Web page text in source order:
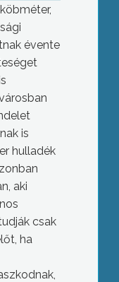
évente
is
hulladék
aki
csak
ha